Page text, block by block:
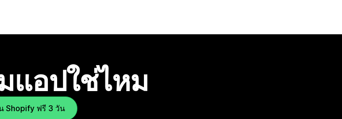
แอปใช่ไหม
Shopify ฟรี 3 วัน